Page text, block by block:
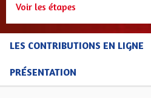
Voir les étapes
LES CONTRIBUTIONS EN LIGNE
PRÉSENTATION